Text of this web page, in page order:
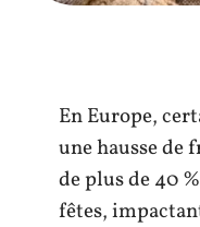
En Europe,
une hausse
de plus de 40
fêtes,